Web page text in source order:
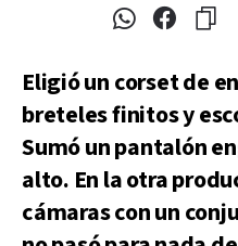
Eligió un corset de
breteles finitos y
Sumó un pantalón
alto. En la otra
cámaras con un